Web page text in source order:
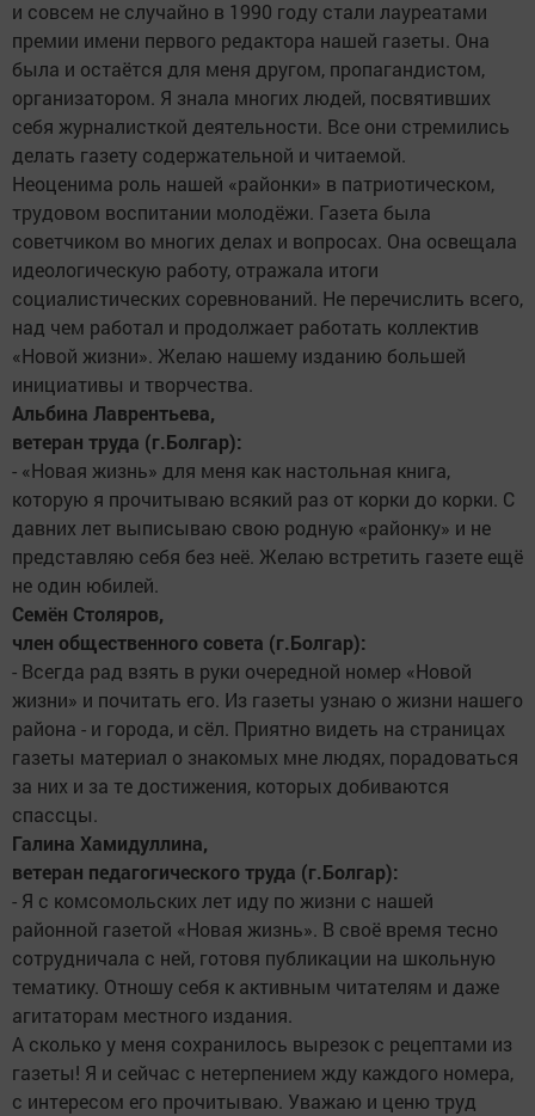
и совсем не случайно в 1990 году стали лауреатами
премии имени первого редактора нашей газеты. Она
была и остаётся для меня другом, пропагандистом,
организатором. Я знала многих людей, посвятивших
себя журналисткой деятельности. Все они стремились
делать газету содержательной и читаемой.
Неоценима роль нашей «районки» в патриотическом,
трудовом воспитании молодёжи. Газета была
советчиком во многих делах и вопросах. Она освещала
идеологическую работу, отражала итоги
социалистических соревнований. Не перечислить всего,
над чем работал и продолжает работать коллектив
«Новой жизни». Желаю нашему изданию большей
инициативы и творчества.
Альбина Лаврентьева,
ветеран труда (г.Болгар):
- «Новая жизнь» для меня как настольная книга,
которую я прочитываю всякий раз от корки до корки. С
давних лет выписываю свою родную «районку» и не
представляю себя без неё. Желаю встретить газете ещё
не один юбилей.
Семён Столяров,
член общественного совета (г.Болгар):
- Всегда рад взять в руки очередной номер «Новой
жизни» и почитать его. Из газеты узнаю о жизни нашего
района - и города, и сёл. Приятно видеть на страницах
газеты материал о знакомых мне людях, порадоваться
за них и за те достижения, которых добиваются
спассцы.
Галина Хамидуллина,
ветеран педагогического труда (г.Болгар):
- Я с комсомольских лет иду по жизни с нашей
районной газетой «Новая жизнь». В своё время тесно
сотрудничала с ней, готовя публикации на школьную
тематику. Отношу себя к активным читателям и даже
агитаторам местного издания.
А сколько у меня сохранилось вырезок с рецептами из
газеты! Я и сейчас с нетерпением жду каждого номера,
с интересом его прочитываю. Уважаю и ценю труд